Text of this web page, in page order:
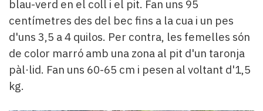
blau-verd en el coll i el pit. Fan uns 95
centímetres des del bec fins a la cua i un pes
d'uns 3,5 a 4 quilos. Per contra, les femelles són
de color marró amb una zona al pit d'un taronja
pàl·lid. Fan uns 60-65 cm i pesen al voltant d'1,5
kg.